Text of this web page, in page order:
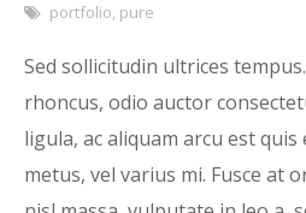
portfolio, pure
Sed sollicitudin ultrices
rhoncus, odio auctor
ligula, ac aliquam arcu est
metus, vel varius mi. Fusce at